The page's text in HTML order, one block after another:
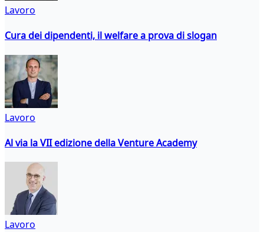
Lavoro
Cura dei dipendenti, il welfare a prova di slogan
Lavoro
Al via la VII edizione della Venture Academy
Lavoro